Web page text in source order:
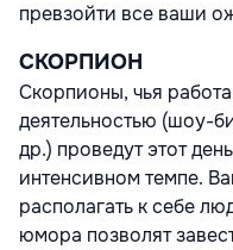
превзойти все ваши
СКОРПИОН
Скорпионы, чья
деятельностью (шоу-
др.) проведут этот
интенсивном темпе.
располагать к себе
юмора позволят